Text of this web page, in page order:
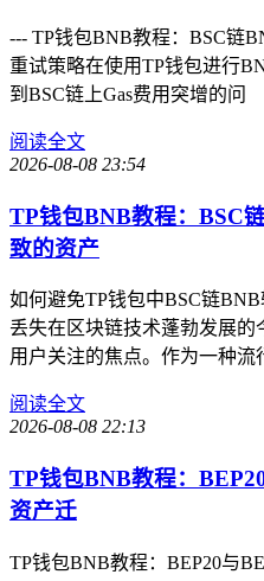
--- TP钱包BNB教程：BSC链
重试策略在使用TP钱包进行
到BSC链上Gas费用突增的问
阅读全文
2026-08-08 23:54
TP钱包BNB教程：BSC
致的资产
如何避免TP钱包中BSC链
丢失在区块链技术蓬勃发展
用户关注的焦点。作为一种流
阅读全文
2026-08-08 22:13
TP钱包BNB教程：
资产迁
TP钱包BNB教程：BEP20与